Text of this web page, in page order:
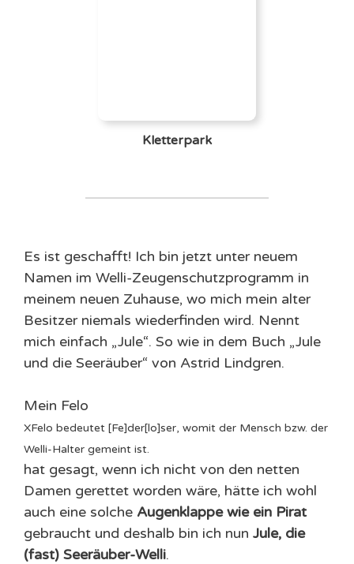
Kletterpark
Es ist geschafft! Ich bin jetzt unter neuem
Namen im Welli-Zeugenschutzprogramm in
meinem neuen Zuhause, wo mich mein alter
Besitzer niemals wiederfinden wird. Nennt
mich einfach „Jule“. So wie in dem Buch „Jule
und die Seeräuber“ von Astrid Lindgren.
Mein Felo
XFelo bedeutet [Fe]der[lo]ser, womit der Mensch bzw. der
Welli-Halter gemeint ist.
hat gesagt, wenn ich nicht von den netten
Damen gerettet worden wäre, hätte ich wohl
auch eine solche Augenklappe wie ein Pirat
gebraucht und deshalb bin ich nun Jule, die
(fast) Seeräuber-Welli.